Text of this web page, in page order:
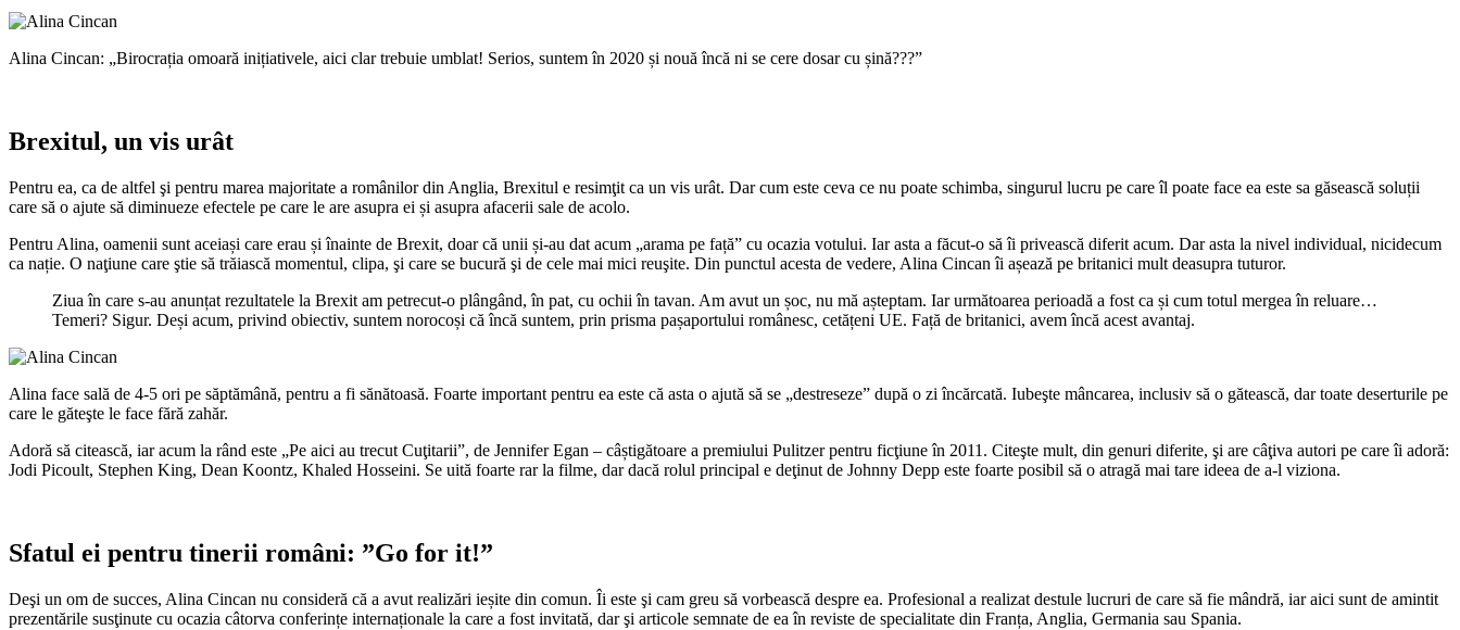
Alina Cincan: „Birocrația omoară inițiativele, aici clar trebuie umblat! Serios, suntem în 2020 și nouă încă ni se cere dosar cu șină???”
Brexitul, un vis urât
Pentru ea, ca de altfel şi pentru marea majoritate a românilor din Anglia, Brexitul e resimţit ca un vis urât. Dar cum este ceva ce nu poate schimba, singurul lucru pe care îl poate face ea este sa găsească soluții
care să o ajute să diminueze efectele pe care le are asupra ei și asupra afacerii sale de acolo.
Pentru Alina, oamenii sunt aceiași care erau și înainte de Brexit, doar că unii și-au dat acum „arama pe față” cu ocazia votului. Iar asta a făcut-o să îi privească diferit acum. Dar asta la nivel individual, nicidecum
ca nație. O naţiune care ştie să trăiască momentul, clipa, şi care se bucură şi de cele mai mici reuşite. Din punctul acesta de vedere, Alina Cincan îi așează pe britanici mult deasupra tuturor.
Ziua în care s-au anunțat rezultatele la Brexit am petrecut-o plângând, în pat, cu ochii în tavan. Am avut un șoc, nu mă așteptam. Iar următoarea perioadă a fost ca și cum totul mergea în reluare…
Temeri? Sigur. Deși acum, privind obiectiv, suntem norocoși că încă suntem, prin prisma pașaportului românesc, cetățeni UE. Față de britanici, avem încă acest avantaj.
Alina face sală de 4-5 ori pe săptămână, pentru a fi sănătoasă. Foarte important pentru ea este că asta o ajută să se „destreseze” după o zi încărcată. Iubeşte mâncarea, inclusiv să o gătească, dar toate deserturile pe
care le găteşte le face fără zahăr.
Adoră să citească, iar acum la rând este „Pe aici au trecut Cuţitarii”, de Jennifer Egan – câștigătoare a premiului Pulitzer pentru ficţiune în 2011. Citeşte mult, din genuri diferite, şi are câţiva autori pe care îi adoră:
Jodi Picoult, Stephen King, Dean Koontz, Khaled Hosseini. Se uită foarte rar la filme, dar dacă rolul principal e deţinut de Johnny Depp este foarte posibil să o atragă mai tare ideea de a-l viziona.
Sfatul ei pentru tinerii români: ”Go for it!”
Deşi un om de succes, Alina Cincan nu consideră că a avut realizări ieșite din comun. Îi este şi cam greu să vorbească despre ea. Profesional a realizat destule lucruri de care să fie mândră, iar aici sunt de amintit
prezentările susţinute cu ocazia câtorva conferințe internaționale la care a fost invitată, dar şi articole semnate de ea în reviste de specialitate din Franța, Anglia, Germania sau Spania.